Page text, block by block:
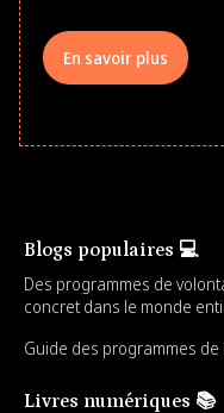
En savoir plus
Blogs populaires 💻
Des programmes de
concret dans le monde
Guide des programmes
Livres numériques 📚